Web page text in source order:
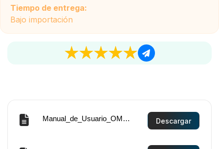
Tiempo de entrega:
Bajo importación
Manual_de_Usuario_OMEGA-MB90-120.pdf Descargar